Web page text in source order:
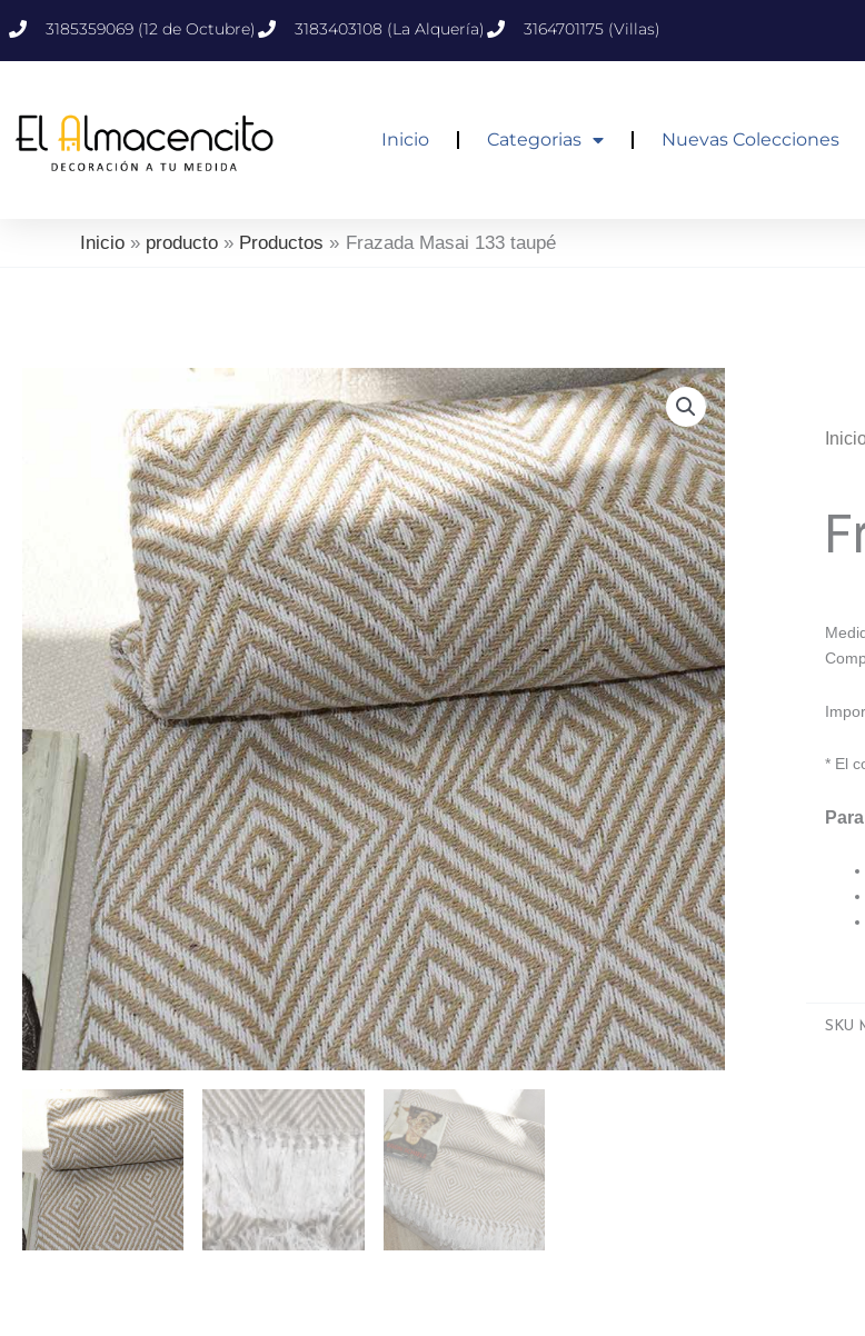
al
3185359069 (12 de Octubre) 3183403108 (La Alquería) 3164701175 (Villas)
Inicio Categorias Nuevas Colecciones
Inicio producto Productos Frazada Masai 133 taupé
* El
SKU